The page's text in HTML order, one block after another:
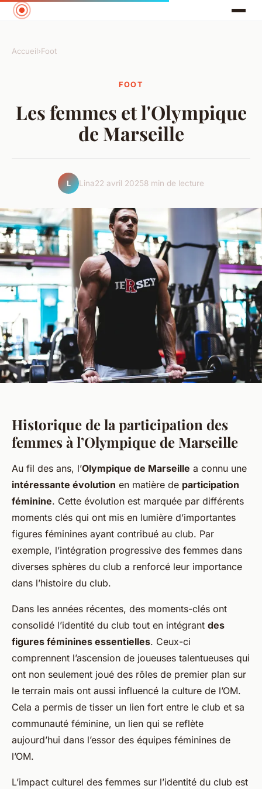
Accueil›Foot
FOOT
Les femmes et l'Olympique
de Marseille
L Lina22 avril 20258 min de lecture
Historique de la participation des
femmes à l’Olympique de Marseille
Au fil des ans, l’Olympique de Marseille a connu une
intéressante évolution en matière de participation
féminine. Cette évolution est marquée par différents
moments clés qui ont mis en lumière d’importantes
figures féminines ayant contribué au club. Par
exemple, l’intégration progressive des femmes dans
diverses sphères du club a renforcé leur importance
dans l’histoire du club.
Dans les années récentes, des moments-clés ont
consolidé l’identité du club tout en intégrant des
figures féminines essentielles. Ceux-ci
comprennent l’ascension de joueuses talentueuses qui
ont non seulement joué des rôles de premier plan sur
le terrain mais ont aussi influencé la culture de l’OM.
Cela a permis de tisser un lien fort entre le club et sa
communauté féminine, un lien qui se reflète
aujourd’hui dans l’essor des équipes féminines de
l’OM.
L’impact culturel des femmes sur l’identité du club est